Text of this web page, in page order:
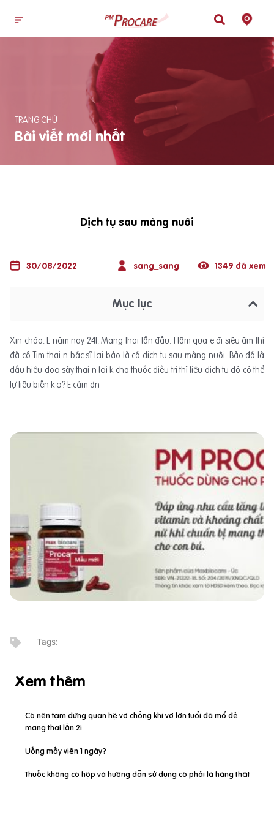
TRANG CHỦ
Bài viết mới nhất
Dịch tụ sau màng nuôi
30/08/2022 sang_sang 1349 đã xem
Mục lục
Xin chào. E năm nay 24t. Mang thai lần đầu. Hôm qua e đi siêu âm thì
đã có Tim thai n bác sĩ lại bảo là có dịch tụ sau màng nuôi. Bảo đó là
dấu hiệu doạ sảy thai n lại k cho thuốc điều trị thì liệu dịch tụ đó có thể
tự tiêu biến k ạ? E cảm ơn
Xem thêm
Có nên tạm dừng quan hệ vợ chồng khi vợ lớn tuổi đã mổ đẻ
mang thai lần 2i
Uống mấy viên 1 ngày?
Thuốc không có hộp và hướng dẫn sử dụng có phải là hàng thật